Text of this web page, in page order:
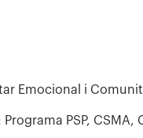
Emocional i
PSP, CSMA,